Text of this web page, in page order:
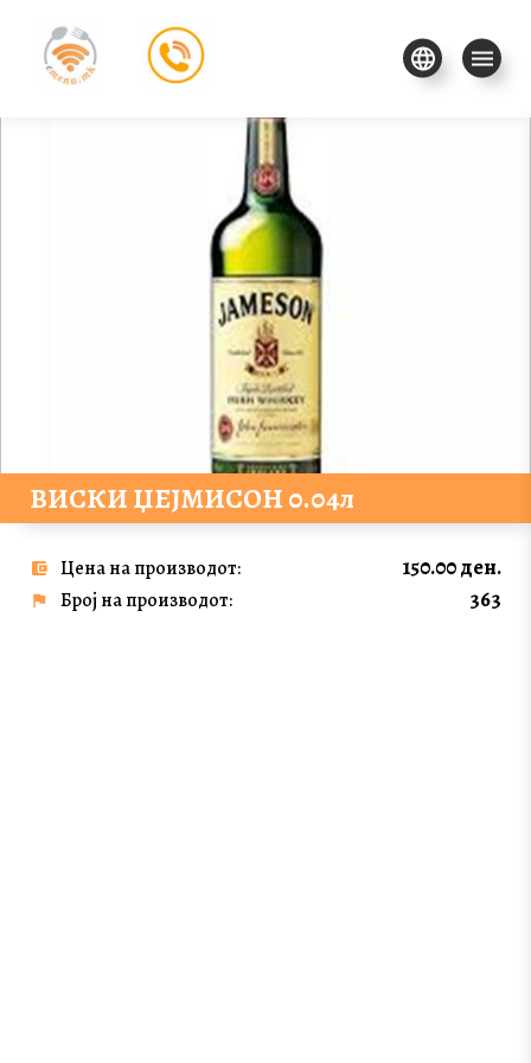
ВИСКИ ЏЕЈМИСОН 0.04л
Цена на производот: 150.00 ден.
Број на производот: 363